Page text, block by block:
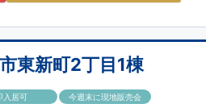
すると詳細ページが表示されます 長期
編） ​地震に強い家づくり（建物編） 地震
デザインへのこだわり メンテナンスリフォ
東新町2丁目1棟
入居可 今週末に現地販売会